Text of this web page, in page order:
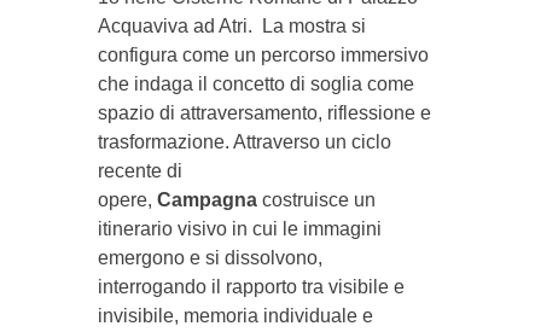
Acquaviva ad Atri. La mostra si
configura come un percorso immersivo
che indaga il concetto di soglia come
spazio di attraversamento, riflessione e
trasformazione. Attraverso un ciclo
recente di
opere, Campagnacostruisce un
itinerario visivo in cui le immagini
emergono e si dissolvono,
interrogando il rapporto tra visibile e
invisibile, memoria individuale e